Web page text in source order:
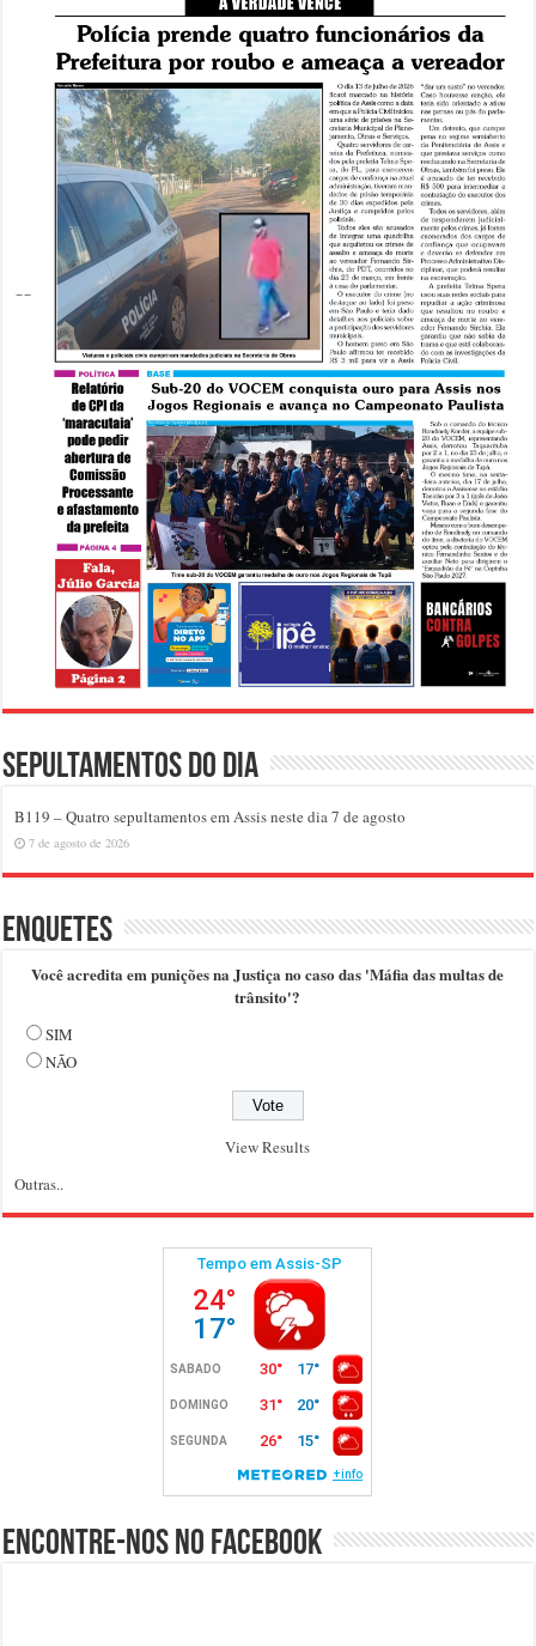
Sepultamentos do dia
B119 – Quatro sepultamentos em Assis neste dia 7 de agosto
7 de agosto de 2026
Enquetes
Você acredita em punições na Justiça no caso das 'Máfia das multas de
trânsito'?
SIM
NÃO
View Results
Outras..
Encontre-nos no Facebook